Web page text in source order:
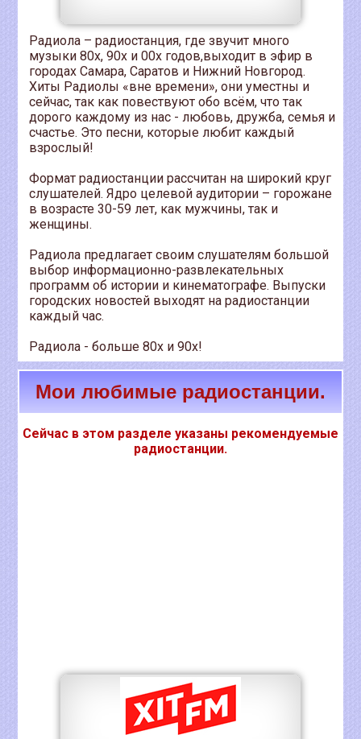
Радиола – радиостанция, где звучит много
музыки 80х, 90х и 00х годов,выходит в эфир в
городах Самара, Саратов и Нижний Новгород.
Хиты Радиолы «вне времени», они уместны и
сейчас, так как повествуют обо всём, что так
дорого каждому из нас - любовь, дружба, семья и
счастье. Это песни, которые любит каждый
взрослый!
Формат радиостанции рассчитан на широкий круг
слушателей. Ядро целевой аудитории – горожане
в возрасте 30-59 лет, как мужчины, так и
женщины.
Радиола предлагает своим слушателям большой
выбор информационно-развлекательных
программ об истории и кинематографе. Выпуски
городских новостей выходят на радиостанции
каждый час.
Радиола - больше 80х и 90х!
Мои любимые радиостанции.
Сейчас в этом разделе указаны рекомендуемые
радиостанции.